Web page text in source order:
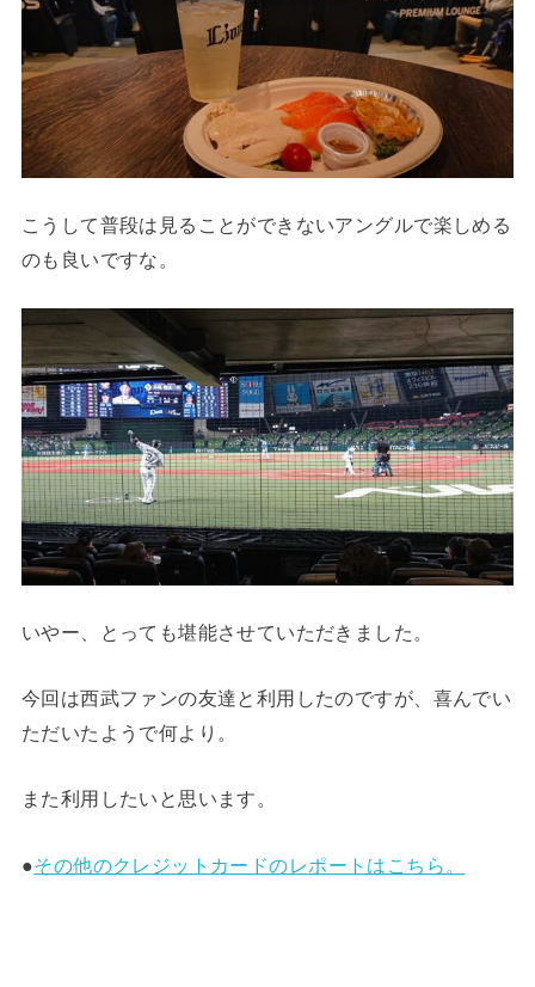
こうして普段は見ることができないアングルで楽しめる
のも良いですな。
いやー、とっても堪能させていただきました。
今回は西武ファンの友達と利用したのですが、喜んでい
ただいたようで何より。
また利用したいと思います。
●その他のクレジットカードのレポートはこちら。